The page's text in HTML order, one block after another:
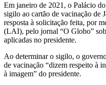
Em janeiro de 2021, o Palácio
sigilo ao cartão de vacinação de
resposta à solicitação feita, por
(LAI), pelo jornal “O Globo”
aplicadas no presidente.
Ao determinar o sigilo, o
de vacinação “dizem respeito à
à imagem” do presidente.